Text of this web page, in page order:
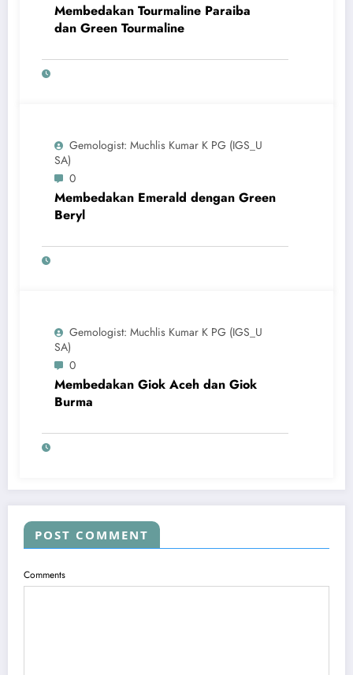
Membedakan Tourmaline Paraiba
dan Green Tourmaline
Gemologist: Muchlis Kumar K PG (IGS_U
SA)
0
Membedakan Emerald dengan Green
Beryl
Gemologist: Muchlis Kumar K PG (IGS_U
SA)
0
Membedakan Giok Aceh dan Giok
Burma
POST COMMENT
Comments